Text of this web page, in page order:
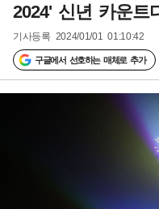
2024' 신년 카운트
기사등록 2024/01/01 01:10:42
구글에서 선호하는 매체로 추가